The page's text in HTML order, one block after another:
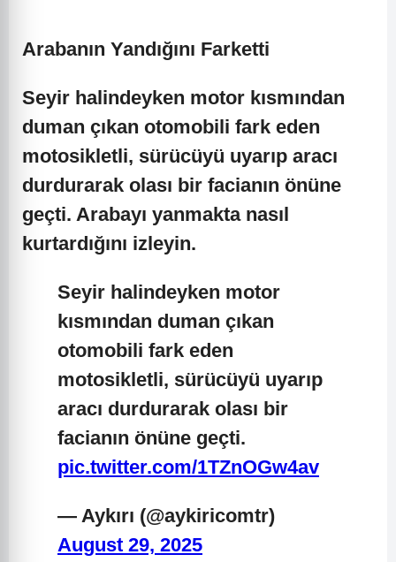
Arabanın Yandığını Farketti
Seyir halindeyken motor kısmından
duman çıkan otomobili fark eden
motosikletli, sürücüyü uyarıp aracı
durdurarak olası bir facianın önüne
geçti. Arabayı yanmakta nasıl
kurtardığını izleyin.
Seyir halindeyken motor
kısmından duman çıkan
otomobili fark eden
motosikletli, sürücüyü uyarıp
aracı durdurarak olası bir
facianın önüne geçti.
pic.twitter.com/1TZnOGw4av
— Aykırı (@aykiricomtr)
August 29, 2025